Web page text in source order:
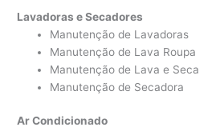
Lavadoras e Secadores
Manutenção de Lavadoras
Manutenção de Lava Roupa
Manutenção de Lava e Seca
Manutenção de Secadora
Ar Condicionado